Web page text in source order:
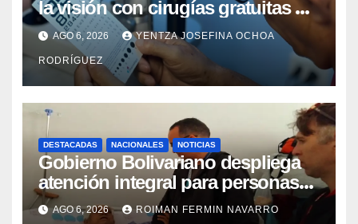
la visión con cirugías gratuitas de
cataratas en Zulia
AGO 6, 2026 YENTZA JOSEFINA OCHOA
RODRÍGUEZ
DESTACADAS NACIONALES NOTICIAS
Gobierno Bolivariano despliega
atención integral para personas
con discapacidad en
AGO 6, 2026 ROIMAN FERMIN NAVARRO